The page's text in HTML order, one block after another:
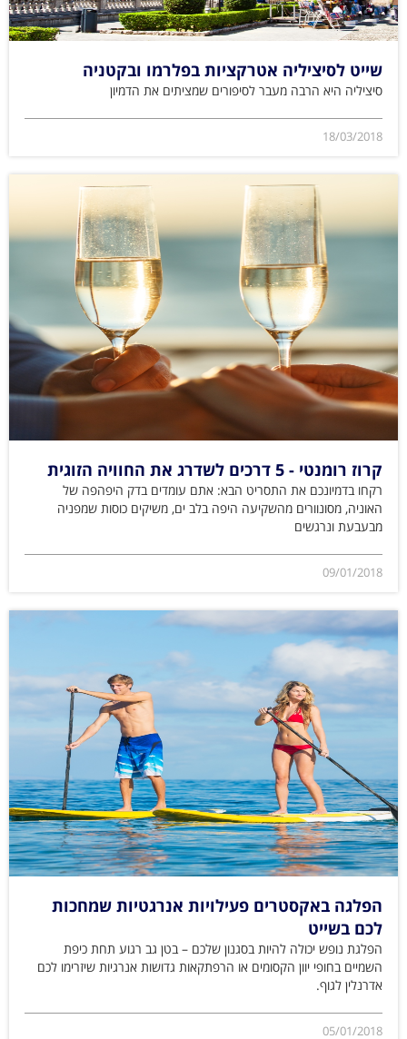
שייט לסיציליה אטרקציות בפלרמו ובקטניה
סיציליה היא הרבה מעבר לסיפורים שמציתים את הדמיון
18/03/2018
קרוז רומנטי - 5 דרכים לשדרג את החוויה הזוגית
רקחו בדמיונכם את התסריט הבא: אתם עומדים בדק היפהפה של
האוניה, מסונוורים מהשקיעה היפה בלב ים, משיקים כוסות שמפניה
מבעבעת ונרגשים
09/01/2018
הפלגה באקסטרים פעילויות אנרגטיות שמחכות
לכם בשייט
הפלגת נופש יכולה להיות בסגנון שלכם – בטן גב רגוע תחת כיפת
השמיים בחופי יוון הקסומים או הרפתקאות גדושות אנרגיות שיזרימו לכם
אדרנלין לגוף.
05/01/2018